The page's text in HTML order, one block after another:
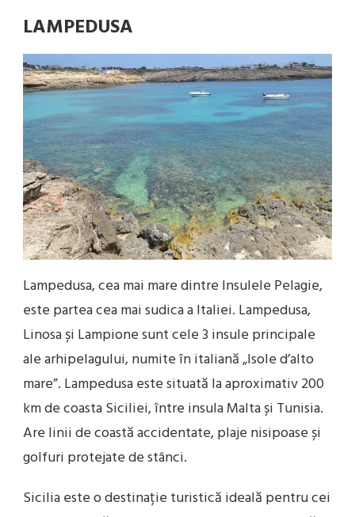
LAMPEDUSA
Lampedusa, cea mai mare dintre Insulele Pelagie,
este partea cea mai sudica a Italiei. Lampedusa,
Linosa și Lampione sunt cele 3 insule principale
ale arhipelagului, numite în italiană „Isole d’alto
mare”. Lampedusa este situată la aproximativ 200
km de coasta Siciliei, între insula Malta și Tunisia.
Are linii de coastă accidentate, plaje nisipoase și
golfuri protejate de stânci.
Sicilia este o destinație turistică ideală pentru cei